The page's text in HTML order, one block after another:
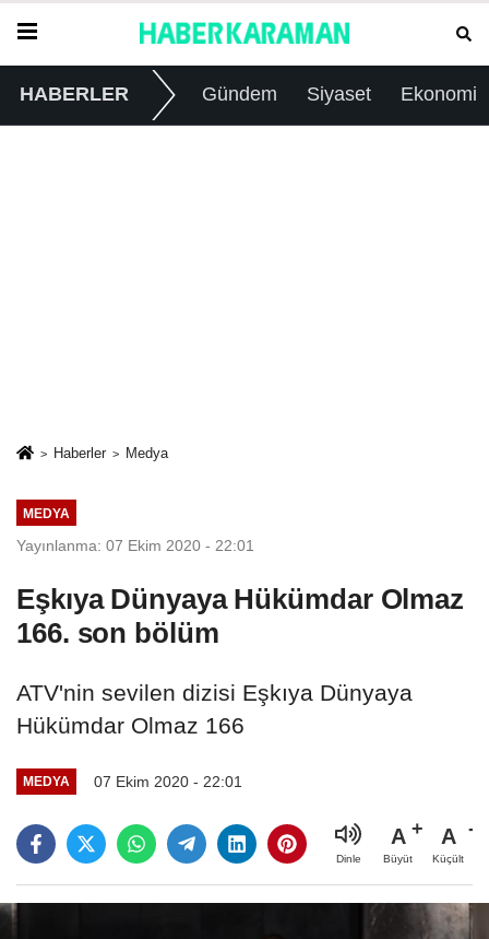
HABERLER Gündem Siyaset Ekonomi
Haberler Medya
MEDYA
Yayınlanma: 07 Ekim 2020 - 22:01
Eşkıya Dünyaya Hükümdar Olmaz
166. son bölüm
ATV'nin sevilen dizisi Eşkıya Dünyaya
Hükümdar Olmaz 166
MEDYA 07 Ekim 2020 - 22:01
Dinle
A
Büyüt
A
Küçült